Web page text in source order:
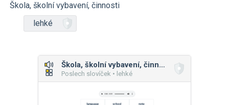
Škola, školní vybavení, činnosti
lehké
Škola, školní vybavení, činnosti
Poslech slovíček • lehké